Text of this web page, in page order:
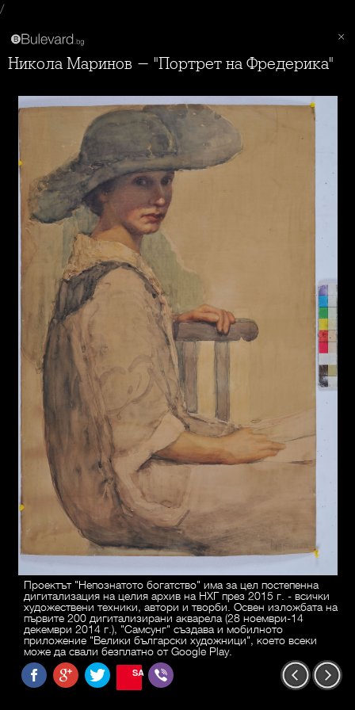
/
Никола Маринов - "Портрет на Фредерика"
Проектът "Непознатото богатство" има за цел постепенна
дигитализация на целия архив на НХГ през 2015 г. - всички
художествени техники, автори и творби. Освен изложбата на
първите 200 дигитализирани акварела (28 ноември-14
декември 2014 г.), "Самсунг" създава и мобилното
приложение "Велики български художници", което всеки
може да свали безплатно от Google Play.
SAVE